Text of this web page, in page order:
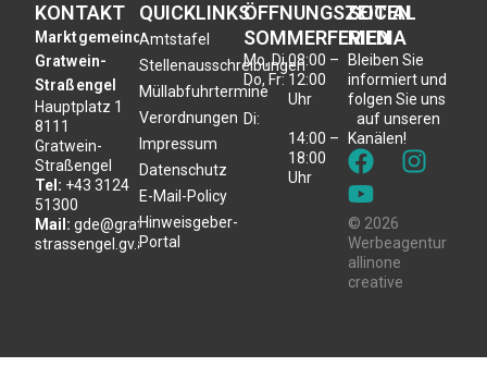
KONTAKT
Marktgemeinde
Gratwein-
Straßengel
Hauptplatz 1
8111
Gratwein-
Straßengel
Tel: +43 3124
51300
Mail: gde@gratwein-
strassengel.gv.at
QUICKLINKS
Amtstafel
Stellenausschreibungen
Müllabfuhrtermine
Verordnungen
Impressum
Datenschutz
E-Mail-Policy
Hinweisgeber-
Portal
ÖFFNUNGSZEITEN
SOMMERFERIEN
Mo, Di,
Do, Fr:
Di:
08:00 –
12:00
Uhr
14:00 –
18:00
Uhr
SOCIAL
MEDIA
Bleiben Sie
informiert und
folgen Sie uns
auf unseren
Kanälen!
© 2026
Werbeagentur
allinone
creative